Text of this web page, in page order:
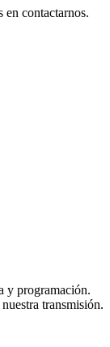
en contactarnos.
y programación.
transmisión.